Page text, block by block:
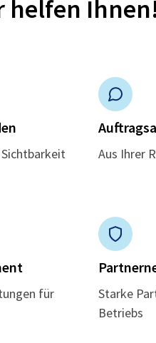
helfen Ihnen!
Aus Ihrer
für
Starke
Betriebs